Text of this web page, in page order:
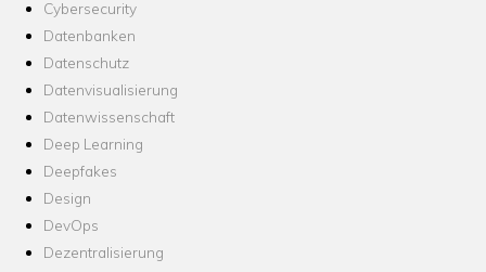
Cybersecurity
Datenbanken
Datenschutz
Datenvisualisierung
Datenwissenschaft
Deep Learning
Deepfakes
Design
DevOps
Dezentralisierung